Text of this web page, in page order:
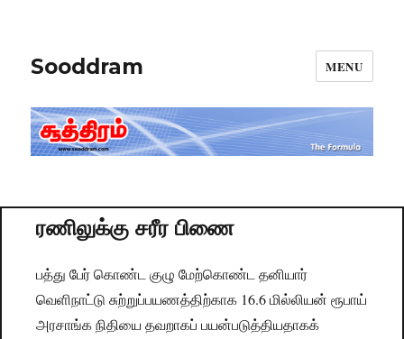
Sooddram MENU
ரணிலுக்கு சரீர பிணை
பத்து பேர் கொண்ட குழு மேற்கொண்ட தனியார்
வெளிநாட்டு சுற்றுப்பயணத்திற்காக 16.6 மில்லியன் ரூபாய்
அரசாங்க நிதியை தவறாகப் பயன்படுத்தியதாகக்